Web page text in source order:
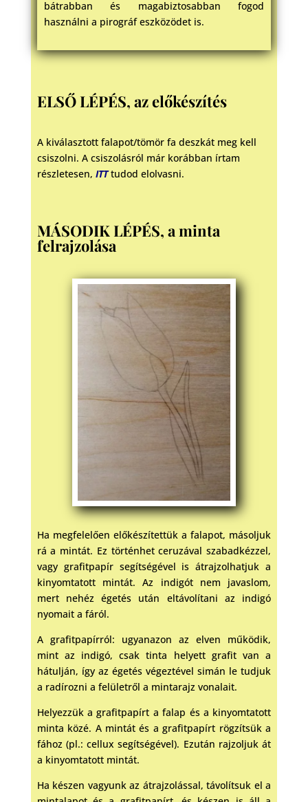
bátrabban és magabiztosabban fogod
használni a pirográf eszközödet is.
ELSŐ LÉPÉS, az előkészítés
A kiválasztott falapot/tömör fa deszkát meg kell
csiszolni. A csiszolásról már korábban írtam
részletesen, ITT tudod elolvasni.
MÁSODIK LÉPÉS, a minta
felrajzolása
Ha megfelelően előkészítettük a falapot, másoljuk
rá a mintát. Ez történhet ceruzával szabadkézzel,
vagy grafitpapír segítségével is átrajzolhatjuk a
kinyomtatott mintát. Az indigót nem javaslom,
mert nehéz égetés után eltávolítani az indigó
nyomait a fáról.
A grafitpapírról: ugyanazon az elven működik,
mint az indigó, csak tinta helyett grafit van a
hátulján, így az égetés végeztével simán le tudjuk
a radírozni a felületről a mintarajz vonalait.
Helyezzük a grafitpapírt a falap és a kinyomtatott
minta közé. A mintát és a grafitpapírt rögzítsük a
fához (pl.: cellux segítségével). Ezután rajzoljuk át
a kinyomtatott mintát.
Ha készen vagyunk az átrajzolással, távolítsuk el a